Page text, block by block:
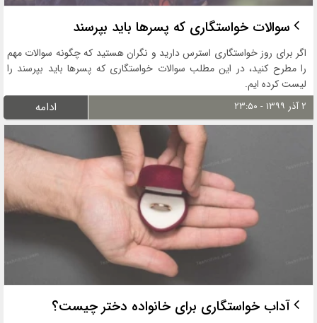
سوالات خواستگاری که پسرها باید بپرسند
اگر برای روز خواستگاری استرس دارید و نگران هستید که چگونه سوالات مهم
را مطرح کنید، در این مطلب سوالات خواستگاری که پسرها باید بپرسند را
لیست کرده ایم.
۲ آذر ۱۳۹۹ - ۲۳:۵۰ ادامه
آداب خواستگاری برای خانواده دختر چیست؟